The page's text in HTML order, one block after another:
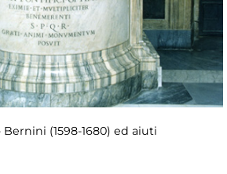
(1598-1680) ed aiuti